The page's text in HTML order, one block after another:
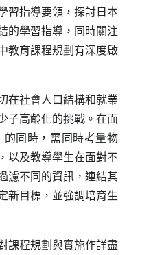
習指導要領，探討日本
的學習指導，同時關注
教育課程規劃有深度啟
社會人口結構和就業
子高齡化的挑戰。在面
的同時，需同時考量物
以及教導學生在面對不
濾不同的資訊，連結其
新目標，並強調培育生
程規劃與實施作詳盡